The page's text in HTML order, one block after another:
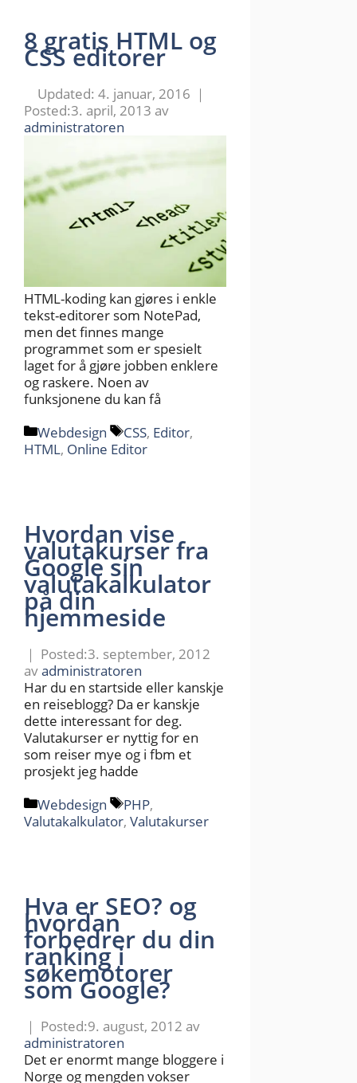
8 gratis HTML og
CSS editorer
4. januar, 2016
3. april, 2013 av
administratoren
HTML-koding kan gjøres i enkle
tekst-editorer som NotePad,
men det finnes mange
programmet som er spesielt
laget for å gjøre jobben enklere
og raskere. Noen av
funksjonene du kan få
Kategorier
Webdesign Stikkord
CSS, Editor,
HTML, Online Editor
Hvordan vise
valutakurser fra
Google sin
valutakalkulator
på din
hjemmeside
3. september, 2012
avadministratoren
Har du en startside eller kanskje
en reiseblogg? Da er kanskje
dette interessant for deg.
Valutakurser er nyttig for en
som reiser mye og i fbm et
prosjekt jeg hadde
Kategorier
Webdesign Stikkord
PHP,
Valutakalkulator, Valutakurser
Hva er SEO? og
hvordan
forbedrer du din
ranking i
søkemotorer
som Google?
9. august, 2012 av
administratoren
Det er enormt mange bloggere i
Norge og mengden vokser